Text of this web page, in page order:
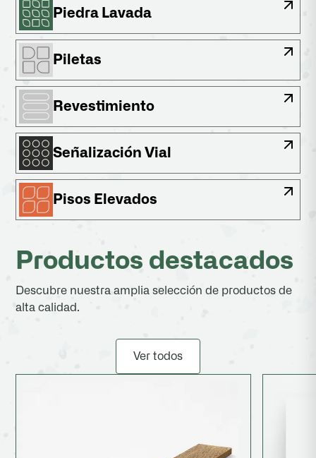
Piedra Lavada
Piletas
Revestimiento
Señalización Vial
Pisos Elevados
Productos destacados
Descubre nuestra amplia selección de productos de
alta calidad.
Ver todos